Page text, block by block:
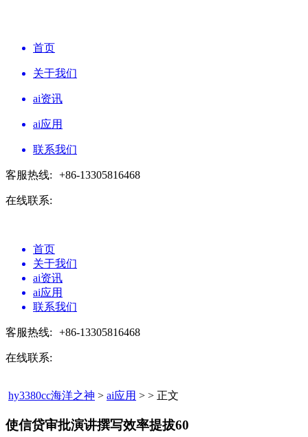
首页
关于我们
ai资讯
ai应用
联系我们
客服热线: +86-13305816468
在线联系:
首页
关于我们
ai资讯
ai应用
联系我们
客服热线: +86-13305816468
在线联系:
hy3380cc海洋之神 > ai应用 > > 正文
使信贷审批演讲撰写效率提拔60​